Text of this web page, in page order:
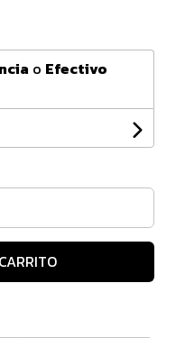
o Efectivo